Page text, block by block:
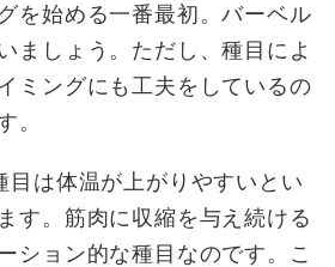
を始める一番最初。バーベル
ましょう。ただし、種目によ
ミングにも工夫をしているの
。
目は体温が上がりやすいとい
す。筋肉に収縮を与え続ける
ション的な種目なのです。こ